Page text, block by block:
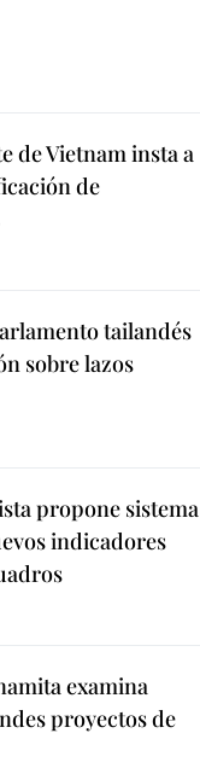
de Vietnam insta a
de
tailandés
sobre lazos
propone sistema
indicadores
examina
proyectos de